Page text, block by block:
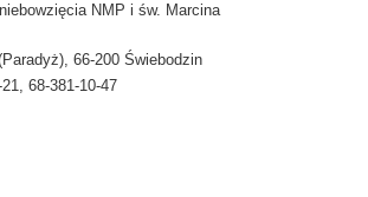
NMP i św. Marcina
66-200 Świebodzin
68-381-10-47